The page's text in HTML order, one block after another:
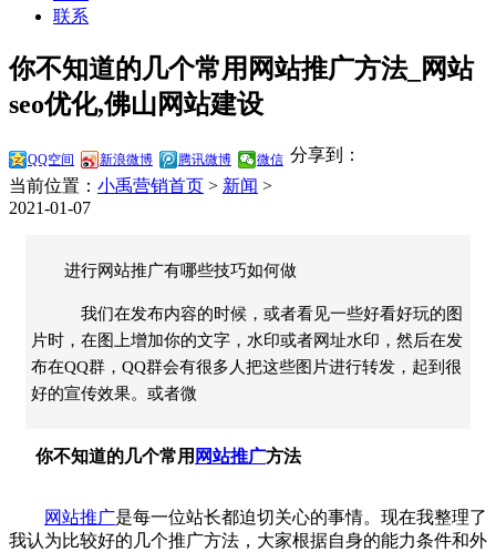
联系
你不知道的几个常用网站推广方法_网站
seo优化,佛山网站建设
分享到：
QQ空间 新浪微博 腾讯微博 微信
当前位置： 小禹营销首页 > 新闻 >
2021-01-07
进行网站推广有哪些技巧如何做
我们在发布内容的时候，或者看见一些好看好玩的图
片时，在图上增加你的文字，水印或者网址水印，然后在发
布在QQ群，QQ群会有很多人把这些图片进行转发，起到很
好的宣传效果。或者微
你不知道的几个常用 网站推广方法
网站推广是每一位站长都迫切关心的事情。现在我整理了
我认为比较好的几个推广方法，大家根据自身的能力条件和外